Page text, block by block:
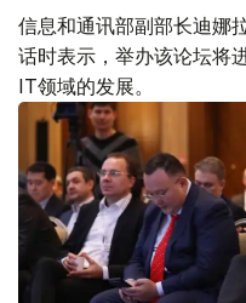
信息和通讯部副部长迪娜
话时表示，举办该论坛将
IT领域的发展。